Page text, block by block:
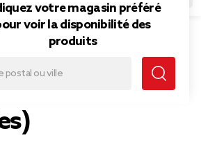
votre magasin préféré
voir la disponibilité des
produits
x3
9x4xH7,5cm